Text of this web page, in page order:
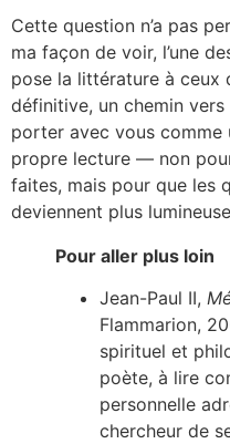
Cette question n’a pas
ma façon de voir, l’une
pose la littérature à ceux
définitive, un chemin
porter avec vous comme
propre lecture — non
faites, mais pour que les
deviennent plus
Pour aller plus loin
Jean-Paul II,
Flammarion,
spirituel et
poète, à lire
personnelle
chercheur de